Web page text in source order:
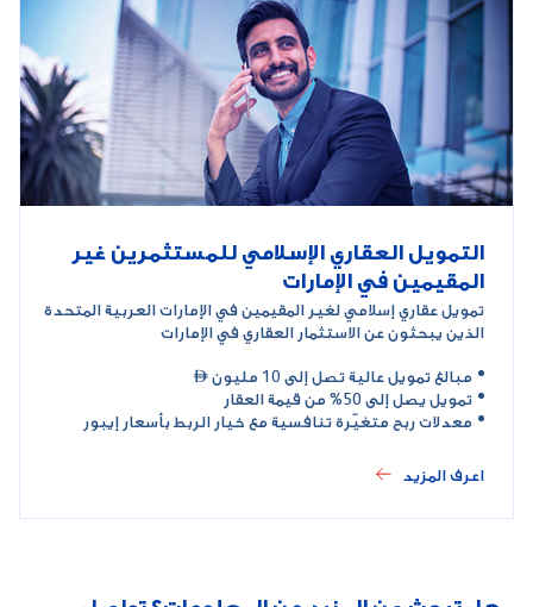
التمويل العقاري الإسلامي للمستثمرين غير
المقيمين في الإمارات
تمويل عقاري إسلامي لغير المقيمين في الإمارات العربية المتحدة
الذين يبحثون عن الاستثمار العقاري في الإمارات
مبالغ تمويل عالية تصل إلى 10 مليون 
تمويل يصل إلى 50% من قيمة العقار
معدلات ربح متغيّرة تنافسية مع خيار الربط بأسعار إيبور
اعرف المزيد